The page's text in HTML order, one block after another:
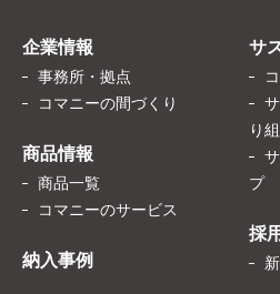
企業情報
事務所・拠点
コマニーの間づくり
商品情報
商品一覧
コマニーのサービス
納入事例
サ
り
プ
採